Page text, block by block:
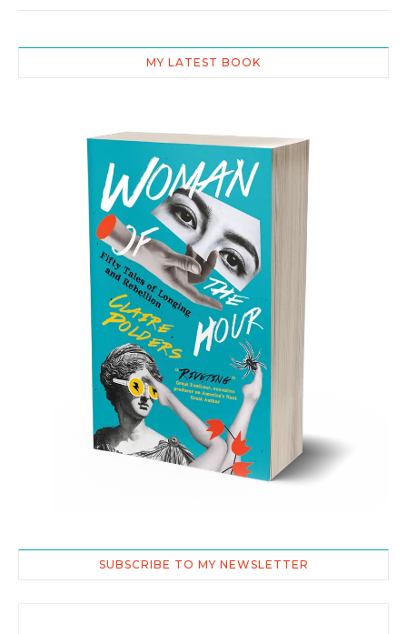
MY LATEST BOOK
SUBSCRIBE TO MY NEWSLETTER